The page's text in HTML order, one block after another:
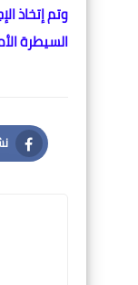
وتم إتخاذ
السيطرة